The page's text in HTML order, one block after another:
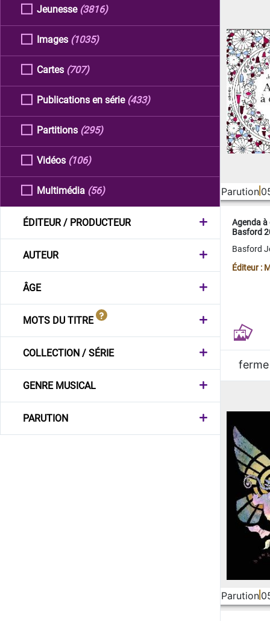
Jeunesse (3816)
Images (1035)
Cartes (707)
Publications en série (433)
Partitions (295)
Vidéos (106)
Multimédia (56)
ÉDITEUR / PRODUCTEUR
AUTEUR
ÂGE
MOTS DU TITRE
COLLECTION / SÉRIE
GENRE MUSICAL
PARUTION
Parution
Agenda
Basford
Basford
Éditeur :
ferme
Parution